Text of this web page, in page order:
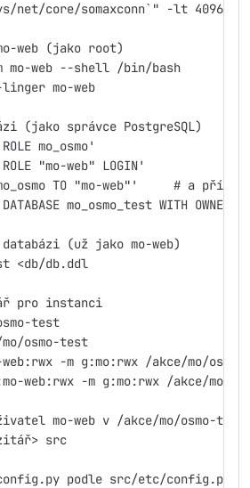
core/somaxconn`" -lt 4096 ]
web (jako root)
mo-web --shell /bin/bash
mo-web
(jako správce PostgreSQL)
mo_osmo'
"mo-web" LOGIN'
psql -e 'GRANT
mo_osmo_test WITH
(už jako mo-web)
<db/db.ddl
pro instanci
test
osmo-test
-m g:mo:rwx /akce/mo/
web:rwx -m g:mo:rwx /akce/mo/
mo-web v /akce/mo/osmo-test
src
podle src/etc/